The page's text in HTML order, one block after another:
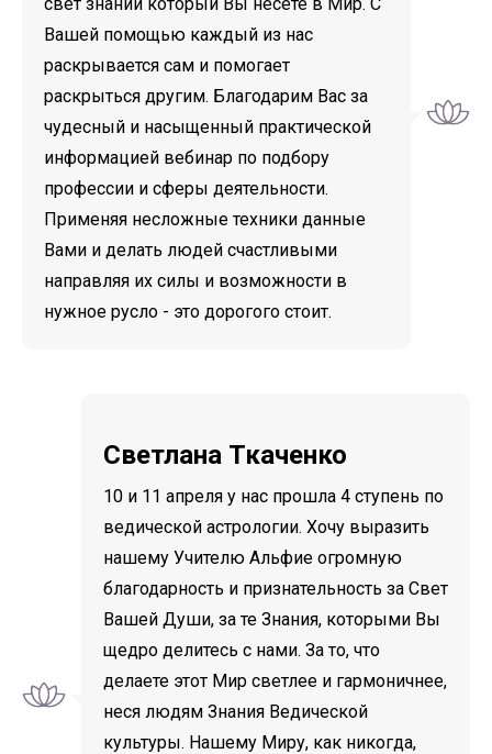
Вашей помощью каждый из нас
раскрывается сам и помогает
раскрыться другим. Благодарим Вас за
чудесный и насыщенный практической
информацией вебинар по подбору
профессии и сферы деятельности.
Применяя несложные техники данные
Вами и делать людей счастливыми
направляя их силы и возможности в
нужное русло - это дорогого стоит.
Светлана Ткаченко
10 и 11 апреля у нас прошла 4 ступень по
ведической астрологии. Хочу выразить
нашему Учителю Альфие огромную
благодарность и признательность за Свет
Вашей Души, за те Знания, которыми Вы
щедро делитесь с нами. За то, что
делаете этот Мир светлее и гармоничнее,
неся людям Знания Ведической
культуры. Нашему Миру, как никогда,